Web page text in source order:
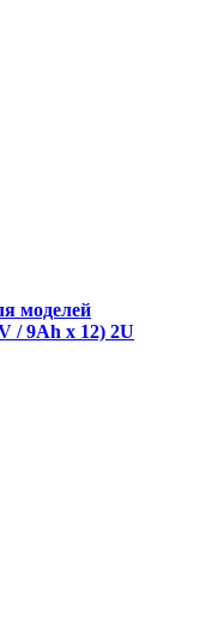
моделей
9Ah х 12) 2U